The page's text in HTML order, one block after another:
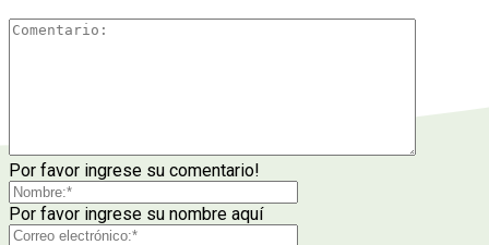
Por favor ingrese su comentario!
Por favor ingrese su nombre aquí